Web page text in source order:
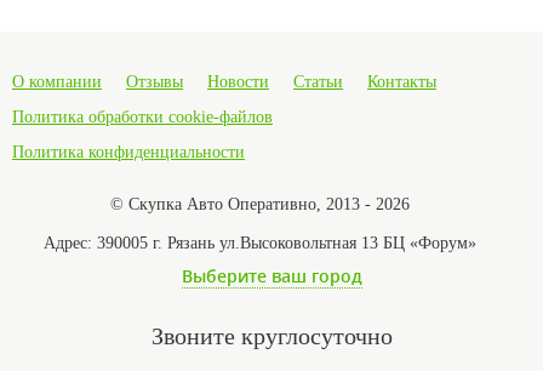
О компании Отзывы Новости Статьи
Контакты
Политика обработки cookie-файлов
Политика конфиденциальности
© Скупка Авто Оперативно, 2013 - 2026
Адрес: 390005 г. Рязань ул.Высоковольтная 13 БЦ «Форум»
Выберите ваш город
Звоните круглосуточно